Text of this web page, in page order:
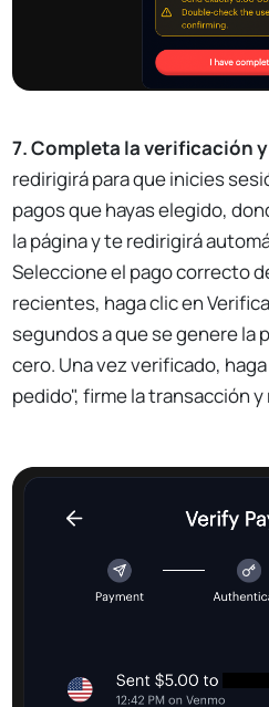
7. Completa la verificación
redirigirá para que inicies
pagos que hayas elegido,
la página y te redirigirá
Seleccione el pago correcto
recientes, haga clic en
segundos a que se genere la
cero. Una vez verificado,
pedido", firme la transacción y